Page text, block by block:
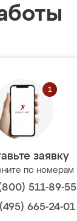
заявку
по номерам
511-89-55
665-24-01